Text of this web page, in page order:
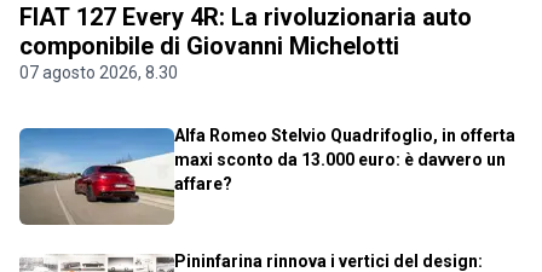
FIAT 127 Every 4R: La rivoluzionaria auto
componibile di Giovanni Michelotti
07 agosto 2026, 8.30
Alfa Romeo Stelvio Quadrifoglio, in offerta
maxi sconto da 13.000 euro: è davvero un
affare?
Pininfarina rinnova i vertici del design: